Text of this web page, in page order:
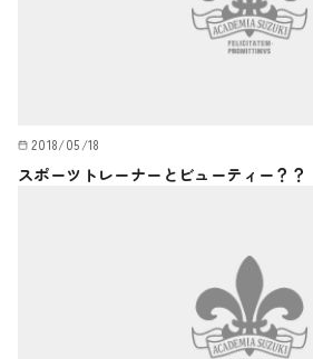
2018/05/18
スポーツトレーナーとビューティー？？